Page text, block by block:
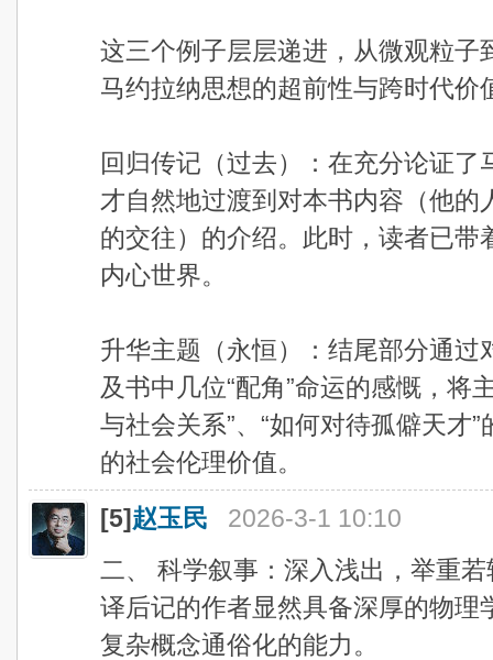
这三个例子层层递进，从微观粒
马约拉纳思想的超前性与跨时代价
回归传记（过去）：在充分论证了
才自然地过渡到对本书内容（他
的交往）的介绍。此时，读者已
内心世界。
升华主题（永恒）：结尾部分通
及书中几位“配角”命运的感慨，将
与社会关系”、“如何对待孤僻天才
的社会伦理价值。
[5]赵玉民
2026-3-1 10:10
二、 科学叙事：深入浅出，举重若
译后记的作者显然具备深厚的物
复杂概念通俗化的能力。